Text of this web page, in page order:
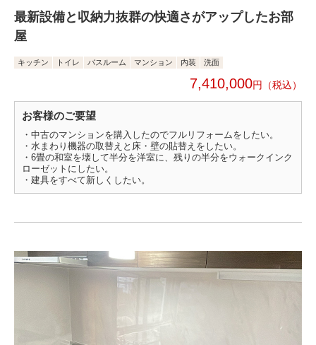
最新設備と収納力抜群の快適さがアップしたお部
屋
キッチン トイレ バスルーム マンション 内装 洗面
7,410,000円
お客様のご要望
・中古のマンションを購入したのでフルリフォームをしたい。
・水まわり機器の取替えと床・壁の貼替えをしたい。
・6畳の和室を壊して半分を洋室に、残りの半分をウォークインク
ローゼットにしたい。
・建具をすべて新しくしたい。